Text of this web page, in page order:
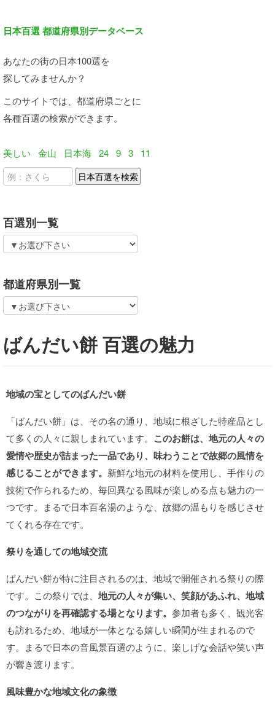
日本百選 都道府県別データベース
あなたの街の日本100選を
探してみませんか？
このサイトでは、都道府県ごとに
各種百選の検索ができます。
美しい 金山 日本海 24 9 3 11
百選別一覧
都道府県別一覧
ばんだい餅 百選の魅力
地域の宝としてのばんだい餅
「ばんだい餅」は、その名の通り、地域に根ざした特産品とし
て多くの人々に親しまれています。 このお餅は、地元の人々の
愛情や歴史が詰まった一品であり、味わうことで故郷の風情を
感じることができます。 新鮮な地元の材料を使用し、手作りの
技術で作られるため、毎回異なる風味が楽しめる点も魅力の一
つです。まるで日本百名湯のような、故郷の温もりを感じさせ
てくれる存在です。
祭りを通しての地域交流
ばんだい餅が特に注目されるのは、地域で開催される祭りの際
です。この祭りでは、 地元の人々が集い、笑顔があふれ、地域
のつながりを再確認する場となります。 参加者も多く、観光客
も訪れるため、地域が一体となる嬉しい瞬間が生まれるので
す。まるで日本の音風景百選のように、楽しげな会話や笑い声
が響き渡ります。
風味豊かな地域文化の象徴